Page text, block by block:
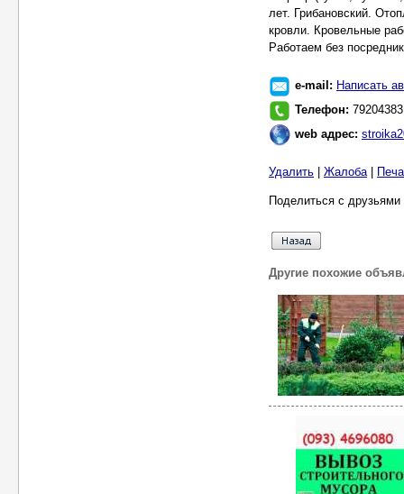
e-mail: Написать
Телефон:
web адрес:
Удалить Жалоба|
Поделиться с
Другие похожие